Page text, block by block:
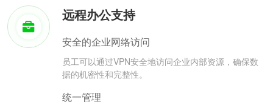
远程办公支持
安全的企业网络访问
员工可以通过VPN安全地访问企业内部资源，确保数
据的机密性和完整性。
统一管理